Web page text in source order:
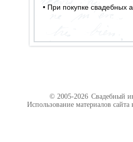
• При покупке свадебных
© 2005-2026 Свадебный
Использование материалов